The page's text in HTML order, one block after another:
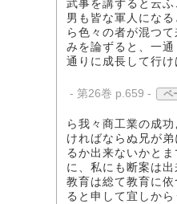
武事を講ずると云
男も皆な軍人にな
ら色々の者が混つ
みを論ずると、一
通りに成長して行
- 第26巻 p.659 - ペ
ら我々商工業の成
ければならぬ兄が
るか出来ないかと
に、私にも断案は
教育は総て教育に
ると申して宜しか